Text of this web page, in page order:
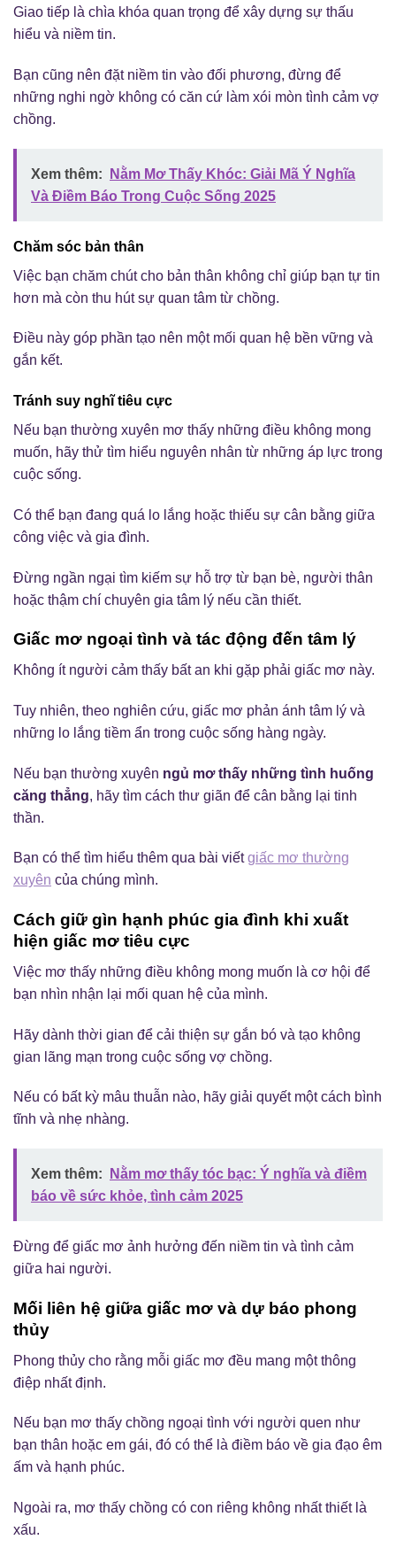
Giao tiếp là chìa khóa quan trọng để xây dựng sự thấu
hiểu và niềm tin.
Bạn cũng nên đặt niềm tin vào đối phương, đừng để
những nghi ngờ không có căn cứ làm xói mòn tình cảm vợ
chồng.
Xem thêm:
Nằm Mơ Thấy Khóc: Giải Mã Ý Nghĩa
Và Điềm Báo Trong Cuộc Sống 2025
Chăm sóc bản thân
Việc bạn chăm chút cho bản thân không chỉ giúp bạn tự tin
hơn mà còn thu hút sự quan tâm từ chồng.
Điều này góp phần tạo nên một mối quan hệ bền vững và
gắn kết.
Tránh suy nghĩ tiêu cực
Nếu bạn thường xuyên mơ thấy những điều không mong
muốn, hãy thử tìm hiểu nguyên nhân từ những áp lực trong
cuộc sống.
Có thể bạn đang quá lo lắng hoặc thiếu sự cân bằng giữa
công việc và gia đình.
Đừng ngần ngại tìm kiếm sự hỗ trợ từ bạn bè, người thân
hoặc thậm chí chuyên gia tâm lý nếu cần thiết.
Giấc mơ ngoại tình và tác động đến tâm lý
Không ít người cảm thấy bất an khi gặp phải giấc mơ này.
Tuy nhiên, theo nghiên cứu, giấc mơ phản ánh tâm lý và
những lo lắng tiềm ẩn trong cuộc sống hàng ngày.
Nếu bạn thường xuyên ngủ mơ thấy những tình huống
căng thẳng, hãy tìm cách thư giãn để cân bằng lại tinh
thần.
Bạn có thể tìm hiểu thêm qua bài viếtgiấc mơ thường
xuyên của chúng mình.
Cách giữ gìn hạnh phúc gia đình khi xuất
hiện giấc mơ tiêu cực
Việc mơ thấy những điều không mong muốn là cơ hội để
bạn nhìn nhận lại mối quan hệ của mình.
Hãy dành thời gian để cải thiện sự gắn bó và tạo không
gian lãng mạn trong cuộc sống vợ chồng.
Nếu có bất kỳ mâu thuẫn nào, hãy giải quyết một cách bình
tĩnh và nhẹ nhàng.
Xem thêm:
Nằm mơ thấy tóc bạc: Ý nghĩa và điềm
báo về sức khỏe, tình cảm 2025
Đừng để giấc mơ ảnh hưởng đến niềm tin và tình cảm
giữa hai người.
Mối liên hệ giữa giấc mơ và dự báo phong
thủy
Phong thủy cho rằng mỗi giấc mơ đều mang một thông
điệp nhất định.
Nếu bạn mơ thấy chồng ngoại tình với người quen như
bạn thân hoặc em gái, đó có thể là điềm báo về gia đạo êm
ấm và hạnh phúc.
Ngoài ra, mơ thấy chồng có con riêng không nhất thiết là
xấu.